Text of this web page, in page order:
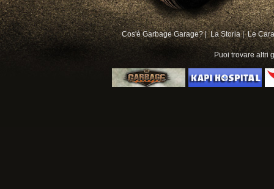
Cos'è Garbage Garage? | La Storia | Le
Puoi trovare altri